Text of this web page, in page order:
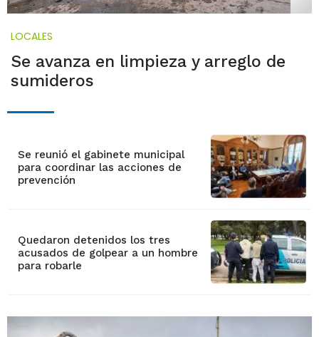
LOCALES
Se avanza en limpieza y arreglo de
sumideros
Se reunió el gabinete municipal
para coordinar las acciones de
prevención
Quedaron detenidos los tres
acusados de golpear a un hombre
para robarle